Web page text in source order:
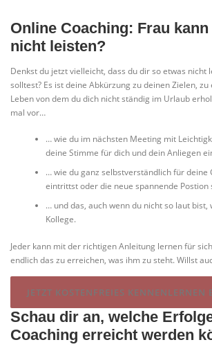
Online Coaching: Frau
nicht leisten?
Denkst du jetzt vielleicht, dass du dir so etwas nicht
solltest? Es ist deine Abkürzung zu deinen Zielen,
Leben von dem du dich nicht ständig im Urlaub
mal vor…
… wie du im nächsten Meeting mit
deine Stimme für dich und dein Anliegen
… wie du ganz selbstverständlich für deine
eintrittst oder die neue spannende Postion
… und das, auch wenn du nicht so laut bist,
Kollege.
Jeder kann mit der richtigen Anleitung lernen für
endlich das zu erreichen, was ihm zu steht. Willst
JETZT KOSTENFREIES KENNENLERNEN
Schau dir an, welche
Coaching erreicht werden